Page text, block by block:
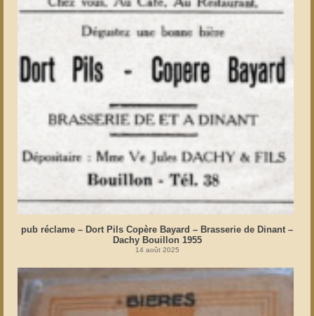
pub réclame – Dort Pils Copère Bayard – Brasserie de Dinant –
Dachy Bouillon 1955
14 août 2025